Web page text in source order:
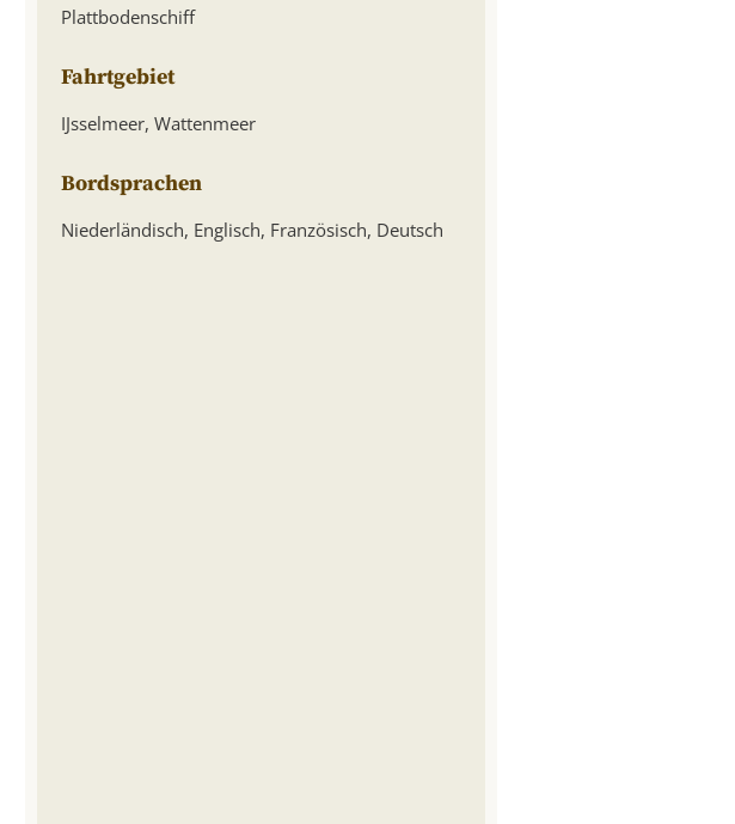
Plattbodenschiff
Fahrtgebiet
IJsselmeer, Wattenmeer
Bordsprachen
Niederländisch, Englisch, Französisch, Deutsch